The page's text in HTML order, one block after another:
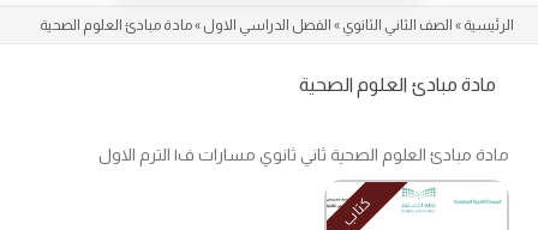
الرئيسية » الصف الثاني الثانوي » الفصل الدراسي الاول »مادة مبادئ العلوم الصحية
مادة مبادئ العلوم الصحية
مادة مبادئ العلوم الصحية ثاني ثانوي مسارات ف١ الترم الاول
كتاب